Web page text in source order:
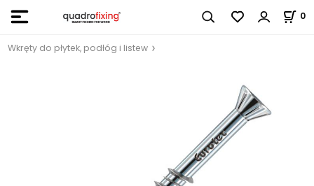
0
Wkręty do płytek, podłóg i listew